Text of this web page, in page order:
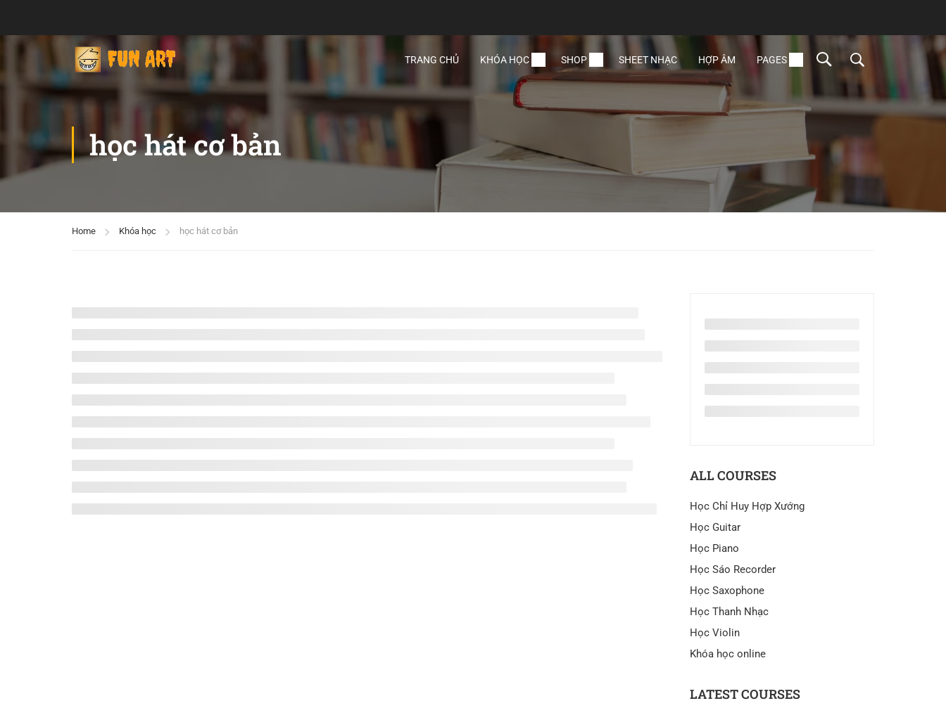
TRANG CHỦ KHÓA HỌC SHOP SHEET NHẠC HỢP ÂM PAGES
học hát cơ bản
Home Khóa học học hát cơ bản
ALL COURSES
Học Chỉ Huy Hợp Xướng
Học Guitar
Học Piano
Học Sáo Recorder
Học Saxophone
Học Thanh Nhạc
Học Violin
Khóa học online
LATEST COURSES